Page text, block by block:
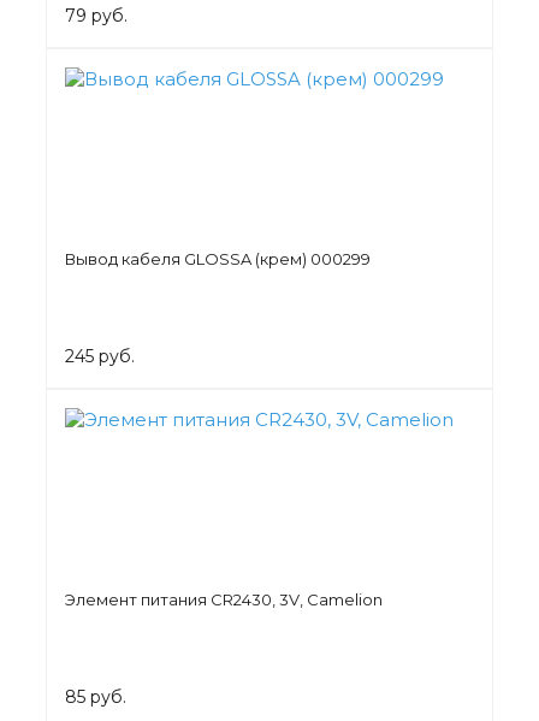
79 руб.
Вывод кабеля GLOSSA (крем) 000299
245 руб.
Элемент питания СR2430, 3V, Camelion
85 руб.